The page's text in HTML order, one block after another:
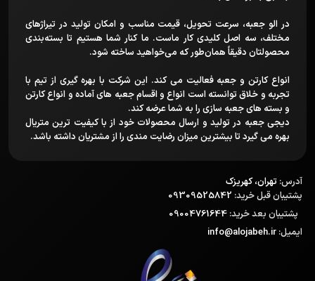
در الو جعبه، سرعت تحویل، قیمت مناسب و امکان تولید در تیراژهای
مختلف، سه اصل کلیدی کار ماست. ما کنار شما هستیم تا بسته‌بندی
محصولتان دقیقاً همان‌طور که می‌خواهید ساخته شود.
انواع کارتن و جعبه فعالیت می کند. این شرکت با بهره گیری از تیم با
تجربه و خلاق توانسته است انواع و اقسام جعبه های آماده و انواع کارتن
و بسته های جعبه سازی را به شما عرضه کند.
دیجی جعبه در تولید و ارسال محصولات خود از با کیفیت ترین متریال
بهره می گیرد تا بیشترین میزان رضایت مندی را از مشتریان داشته باشد.
آدرس: تهران، کهریزک
پشتیبان قبل خرید: 09309525842
پشتیبان بعد خرید:
ایمیل: info@alojabeh.ir